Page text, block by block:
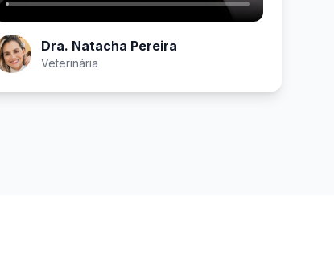
Dra. Natacha Pereira
Veterinária